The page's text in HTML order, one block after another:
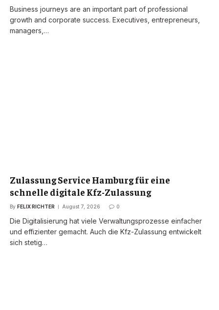
Business journeys are an important part of professional
growth and corporate success. Executives, entrepreneurs,
managers,…
Zulassung Service Hamburg für eine
schnelle digitale Kfz-Zulassung
By FELIX RICHTER August 7, 2026 0
Die Digitalisierung hat viele Verwaltungsprozesse einfacher
und effizienter gemacht. Auch die Kfz-Zulassung entwickelt
sich stetig…